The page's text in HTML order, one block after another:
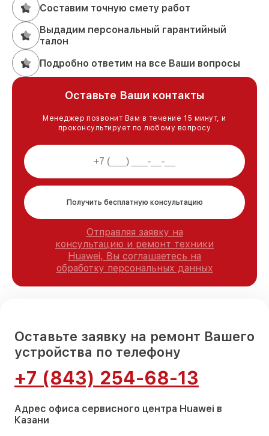
Составим точную смету работ
Выдадим персональный гарантийный
талон
Подробно ответим на все Ваши вопросы
Оставьте Ваши контакты
Менеджер позвонит Вам в течение 15 минут, и
проконсультирует по любому вопросу
Получить бесплатную консультацию
Отправляя заявку на
консультацию и ремонт техники
Huawei, Вы соглашаетесь на
обработку персональных данных
Оставьте заявку на ремонт Вашего
устройства по телефону
+7 (843) 254-68-13
Адрес офиса сервисного центра Huawei в
Казани